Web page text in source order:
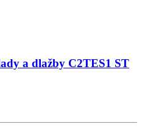
a dlažby C2TES1 ST